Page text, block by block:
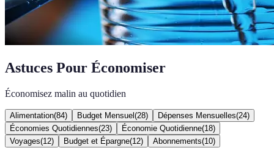
Astuces Pour Économiser
Économisez malin au quotidien
Alimentation(84) Budget Mensuel (28) Dépenses Mensuelles(24)
Économies Quotidiennes(23) Économie Quotidienne(18)
Voyages(12) Budget et Épargne(12) Abonnements(10)